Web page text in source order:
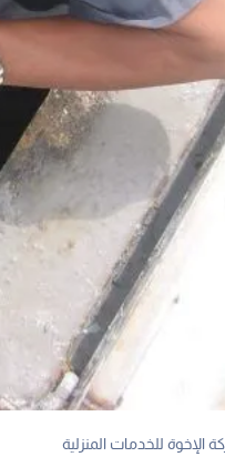
للخدمات المنزلية